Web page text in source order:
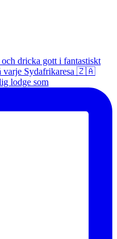
lodge som